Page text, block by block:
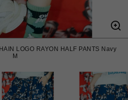
LOGO RAYON HALF PANTS Navy
M